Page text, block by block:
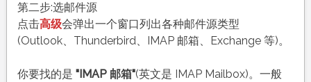
第二步:选邮件源
点击高级会弹出一个窗口列出各种邮件源类型
(Outlook、Thunderbird、IMAP 邮箱、Exchange 等)。
你要找的是 "IMAP 邮箱"(英文是 IMAP Mailbox)。一般